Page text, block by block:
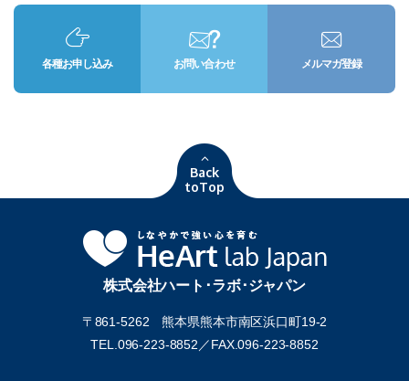
各種お申し込み お問い合わせ メルマガ登録
Back
toTop
株式会社ハート･ラボ･ジャパン
〒861-5262 熊本県熊本市南区浜口町19-2
TEL.096-223-8852／FAX.096-223-8852